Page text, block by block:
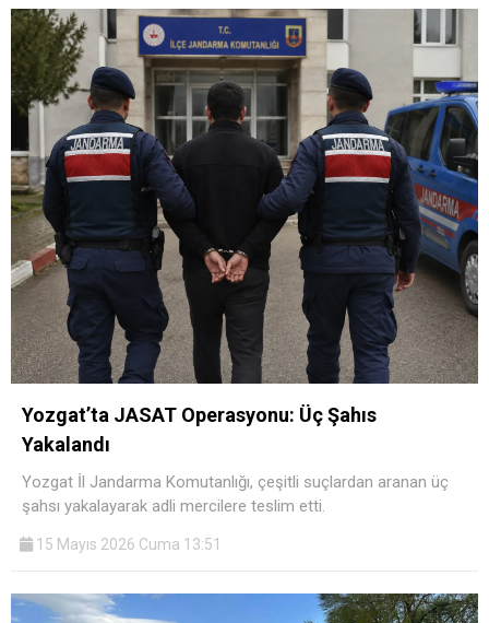
Yozgat’ta JASAT Operasyonu: Üç Şahıs
Yakalandı
Yozgat İl Jandarma Komutanlığı, çeşitli suçlardan aranan üç
şahsı yakalayarak adli mercilere teslim etti.
15 Mayıs 2026 Cuma 13:51